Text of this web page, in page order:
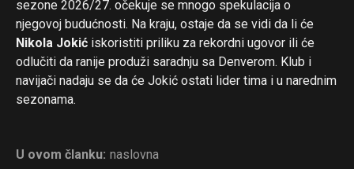
sezone 2026/27. očekuje se mnogo spekulacija o
njegovoj budućnosti. Na kraju, ostaje da se vidi da li će
Nikola Jokić iskoristiti priliku za rekordni ugovor ili će
odlučiti da ranije produži saradnju sa Denverom. Klub i
navijači nadaju se da će Jokić ostati lider tima i u narednim
sezonama.
U ovom članku: naslovna